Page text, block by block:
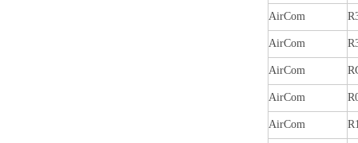
AirCom
AirCom
AirCom
AirCom
AirCom